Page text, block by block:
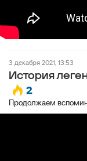
3 декабря 2021, 13:53
История
2
Продолжаем